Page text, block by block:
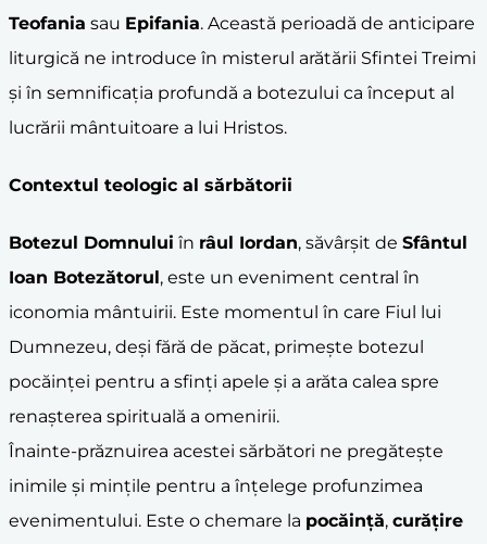
Teofania sau Epifania. Această perioadă de anticipare
liturgică ne introduce în misterul arătării Sfintei Treimi
și în semnificația profundă a botezului ca început al
lucrării mântuitoare a lui Hristos.
Contextul teologic al sărbătorii
Botezul Domnului în râul Iordan, săvârșit de Sfântul
Ioan Botezătorul, este un eveniment central în
iconomia mântuirii. Este momentul în care Fiul lui
Dumnezeu, deși fără de păcat, primește botezul
pocăinței pentru a sfinți apele și a arăta calea spre
renașterea spirituală a omenirii.
Înainte-prăznuirea acestei sărbători ne pregătește
inimile și mințile pentru a înțelege profunzimea
evenimentului. Este o chemare la pocăință, curățire